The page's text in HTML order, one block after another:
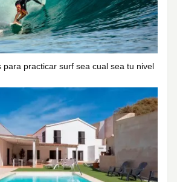
para practicar surf sea cual sea tu nivel